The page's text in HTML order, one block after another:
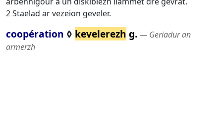
2 Staelad ar vezeion geveler.
coopération ◊ kevelerezh g. ― Geriadur an
armerzh